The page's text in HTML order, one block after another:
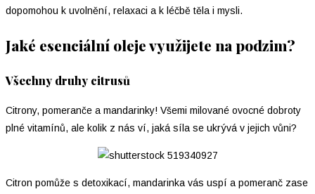
dopomohou k uvolnění, relaxaci a k léčbě těla i mysli.
Jaké esenciální oleje využijete na podzim?
Všechny druhy citrusů
Citrony, pomeranče a mandarinky! Všemi milované ovocné dobroty
plné vitamínů, ale kolik z nás ví, jaká síla se ukrývá v jejich vůni?
Citron pomůže s detoxikací, mandarinka vás uspí a pomeranč zase